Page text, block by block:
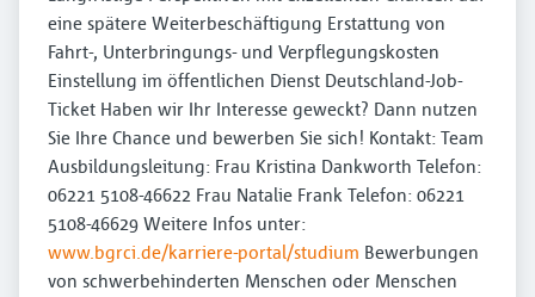
eine spätere Weiterbeschäftigung Erstattung von
Fahrt-, Unterbringungs- und Verpflegungskosten
Einstellung im öffentlichen Dienst Deutschland-Job-
Ticket Haben wir Ihr Interesse geweckt? Dann nutzen
Sie Ihre Chance und bewerben Sie sich! Kontakt: Team
Ausbildungsleitung: Frau Kristina Dankworth Telefon:
06221 5108-46622 Frau Natalie Frank Telefon: 06221
5108-46629 Weitere Infos unter:
www.bgrci.de/karriere-portal/studium Bewerbungen
von schwerbehinderten Menschen oder Menschen